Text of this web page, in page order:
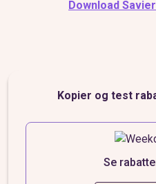
Download
Kopier og test
Se